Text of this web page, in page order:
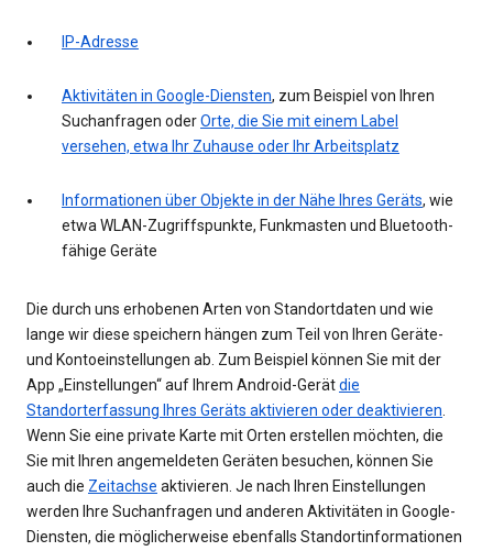
IP-Adresse
Aktivitäten in Google-Diensten, zum Beispiel von Ihren
Suchanfragen oderOrte, die Sie mit einem Label
versehen, etwa Ihr Zuhause oder Ihr Arbeitsplatz
Informationen über Objekte in der Nähe Ihres Geräts, wie
etwa WLAN-Zugriffspunkte, Funkmasten und Bluetooth-
fähige Geräte
Die durch uns erhobenen Arten von Standortdaten und wie
lange wir diese speichern hängen zum Teil von Ihren Geräte-
und Kontoeinstellungen ab. Zum Beispiel können Sie mit der
App „Einstellungen“ auf Ihrem Android-Gerätdie
Standorterfassung Ihres Geräts aktivieren oder deaktivieren
Wenn Sie eine private Karte mit Orten erstellen möchten, die
Sie mit Ihren angemeldeten Geräten besuchen, können Sie
auch die Zeitachse aktivieren. Je nach Ihren Einstellungen
werden Ihre Suchanfragen und anderen Aktivitäten in Google-
Diensten, die möglicherweise ebenfalls Standortinformationen